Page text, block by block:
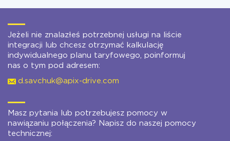
Jeżeli nie znalazłeś potrzebnej usługi na liście
integracji lub chcesz otrzymać kalkulację
indywidualnego planu taryfowego, poinformuj
nas o tym pod adresem:
d.savchuk@apix-drive.com
Masz pytania lub potrzebujesz pomocy w
nawiązaniu połączenia? Napisz do naszej pomocy
technicznej: